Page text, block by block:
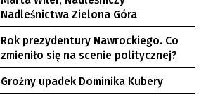
Nadleśnictwa Zielona Góra
Rok prezydentury Nawrockiego. Co
zmieniło się na scenie politycznej?
Groźny upadek Dominika Kubery